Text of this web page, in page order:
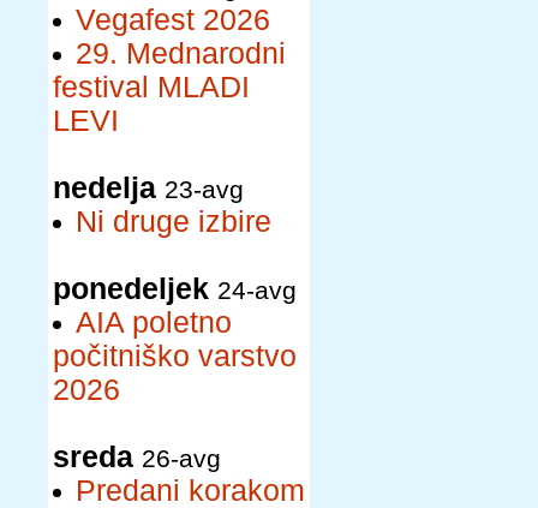
Vegafest 2026
29. Mednarodni
festival MLADI
LEVI
nedelja 23-avg
Ni druge izbire
ponedeljek 24-avg
AIA poletno
počitniško varstvo
2026
sreda 26-avg
Predani korakom